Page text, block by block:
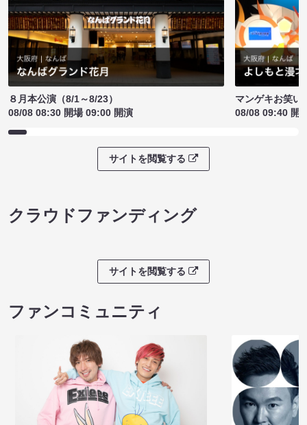
８月本公演（8/1～8/23）
08/08 08:30 開場 09:00 開演
マンゲキお笑い
08/08 09:40 開
サイトを閲覧する
クラウドファンディング
サイトを閲覧する
ファンコミュニティ